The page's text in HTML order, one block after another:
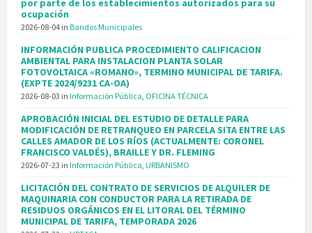
por parte de los establecimientos autorizados para su
ocupación
2026-08-04 in Bandos Municipales
INFORMACIÓN PUBLICA PROCEDIMIENTO CALIFICACION
AMBIENTAL PARA INSTALACION PLANTA SOLAR
FOTOVOLTAICA «ROMANO», TERMINO MUNICIPAL DE TARIFA.
(EXPTE 2024/9231 CA-OA)
2026-08-03 in Información Pública, OFICINA TÉCNICA
APROBACIÓN INICIAL DEL ESTUDIO DE DETALLE PARA
MODIFICACIÓN DE RETRANQUEO EN PARCELA SITA ENTRE LAS
CALLES AMADOR DE LOS RÍOS (ACTUALMENTE: CORONEL
FRANCISCO VALDÉS), BRAILLE Y DR. FLEMING
2026-07-23 in Información Pública, URBANISMO
LICITACIÓN DEL CONTRATO DE SERVICIOS DE ALQUILER DE
MAQUINARIA CON CONDUCTOR PARA LA RETIRADA DE
RESIDUOS ORGÁNICOS EN EL LITORAL DEL TÉRMINO
MUNICIPAL DE TARIFA, TEMPORADA 2026